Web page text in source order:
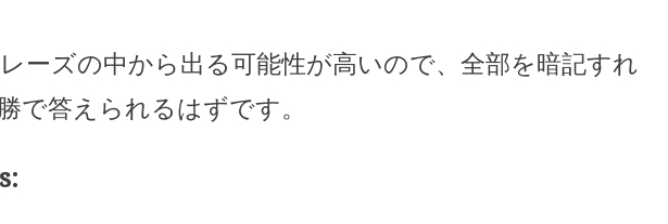
ーズの中から出る可能性が高いので、全部を暗記すれ
で答えられるはずです。